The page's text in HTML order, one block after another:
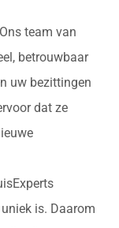
team van
betrouwbaar
uw bezittingen
dat ze
is. Daarom